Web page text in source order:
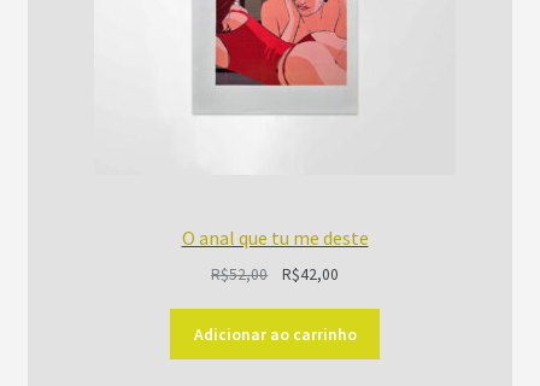
O anal que tu me deste
R$52,00
original
era:
R$42,00O
atual
é:
Adicionar ao carrinho